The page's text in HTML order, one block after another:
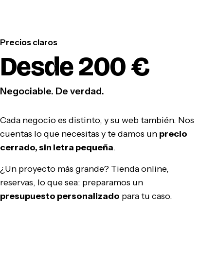
Precios claros
Desde 200 €
Negociable. De verdad.
Cada negocio es distinto, y su web también. Nos
cuentas lo que necesitas y te damos un precio
cerrado, sin letra pequeña.
¿Un proyecto más grande? Tienda online,
reservas, lo que sea: preparamos un
presupuesto personalizado para tu caso.